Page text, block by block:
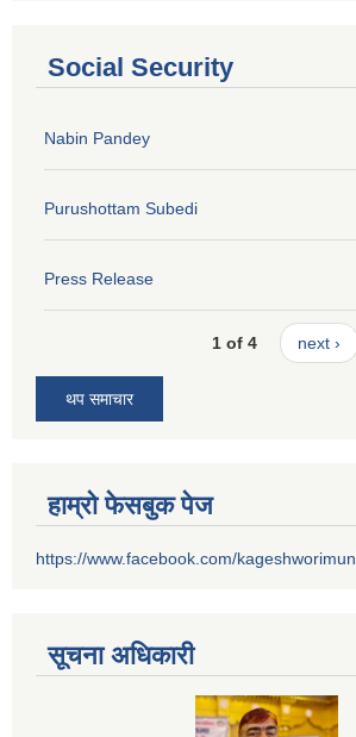
Social Security
Nabin Pandey
Purushottam Subedi
Press Release
1 of 4 next ›
थप समाचार
हाम्रो फेसबुक पेज
https://www.facebook.com/kageshworimun
सूचना अधिकारी